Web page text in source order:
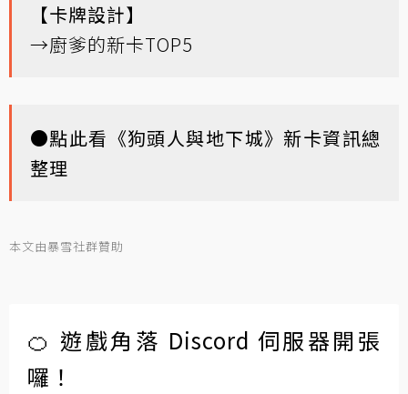
【卡牌設計】
→廚爹的新卡TOP5
●點此看《狗頭人與地下城》新卡資訊總
整理
本文由暴雪社群贊助
🍊 遊戲角落 Discord 伺服器開張
囉！